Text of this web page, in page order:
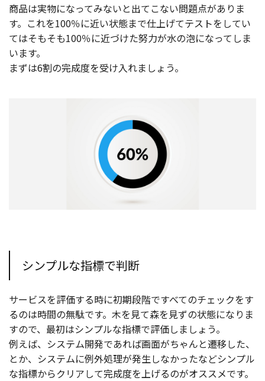
商品は実物になってみないと出てこない問題点がありま
す。これを100％に近い状態まで仕上げてテストをしてい
てはそもそも100％に近づけた努力が水の泡になってしま
います。
まずは6割の完成度を受け入れましょう。
シンプルな指標で判断
サービスを評価する時に初期段階ですべてのチェックをす
るのは時間の無駄です。木を見て森を見ずの状態になりま
すので、最初はシンプルな指標で評価しましょう。
例えば、システム開発であれば画面がちゃんと遷移した、
とか、システムに例外処理が発生しなかったなどシンプル
な指標からクリアして完成度を上げるのがオススメです。